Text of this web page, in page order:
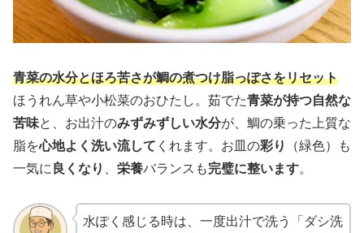
青菜の水分とほろ苦さが鯛の煮つけ脂っぽさをリセット
ほうれん草や小松菜のおひたし。茹でた青菜が持つ自然な
苦味と、お出汁のみずみずしい水分が、鯛の乗った上質な
脂を心地よく洗い流して くれます。お皿の彩り
（緑色）も
一気に 良くなり 栄養バランスも完璧に整います。
水ぽく感じる時は、一度出汁で洗う「ダシ洗